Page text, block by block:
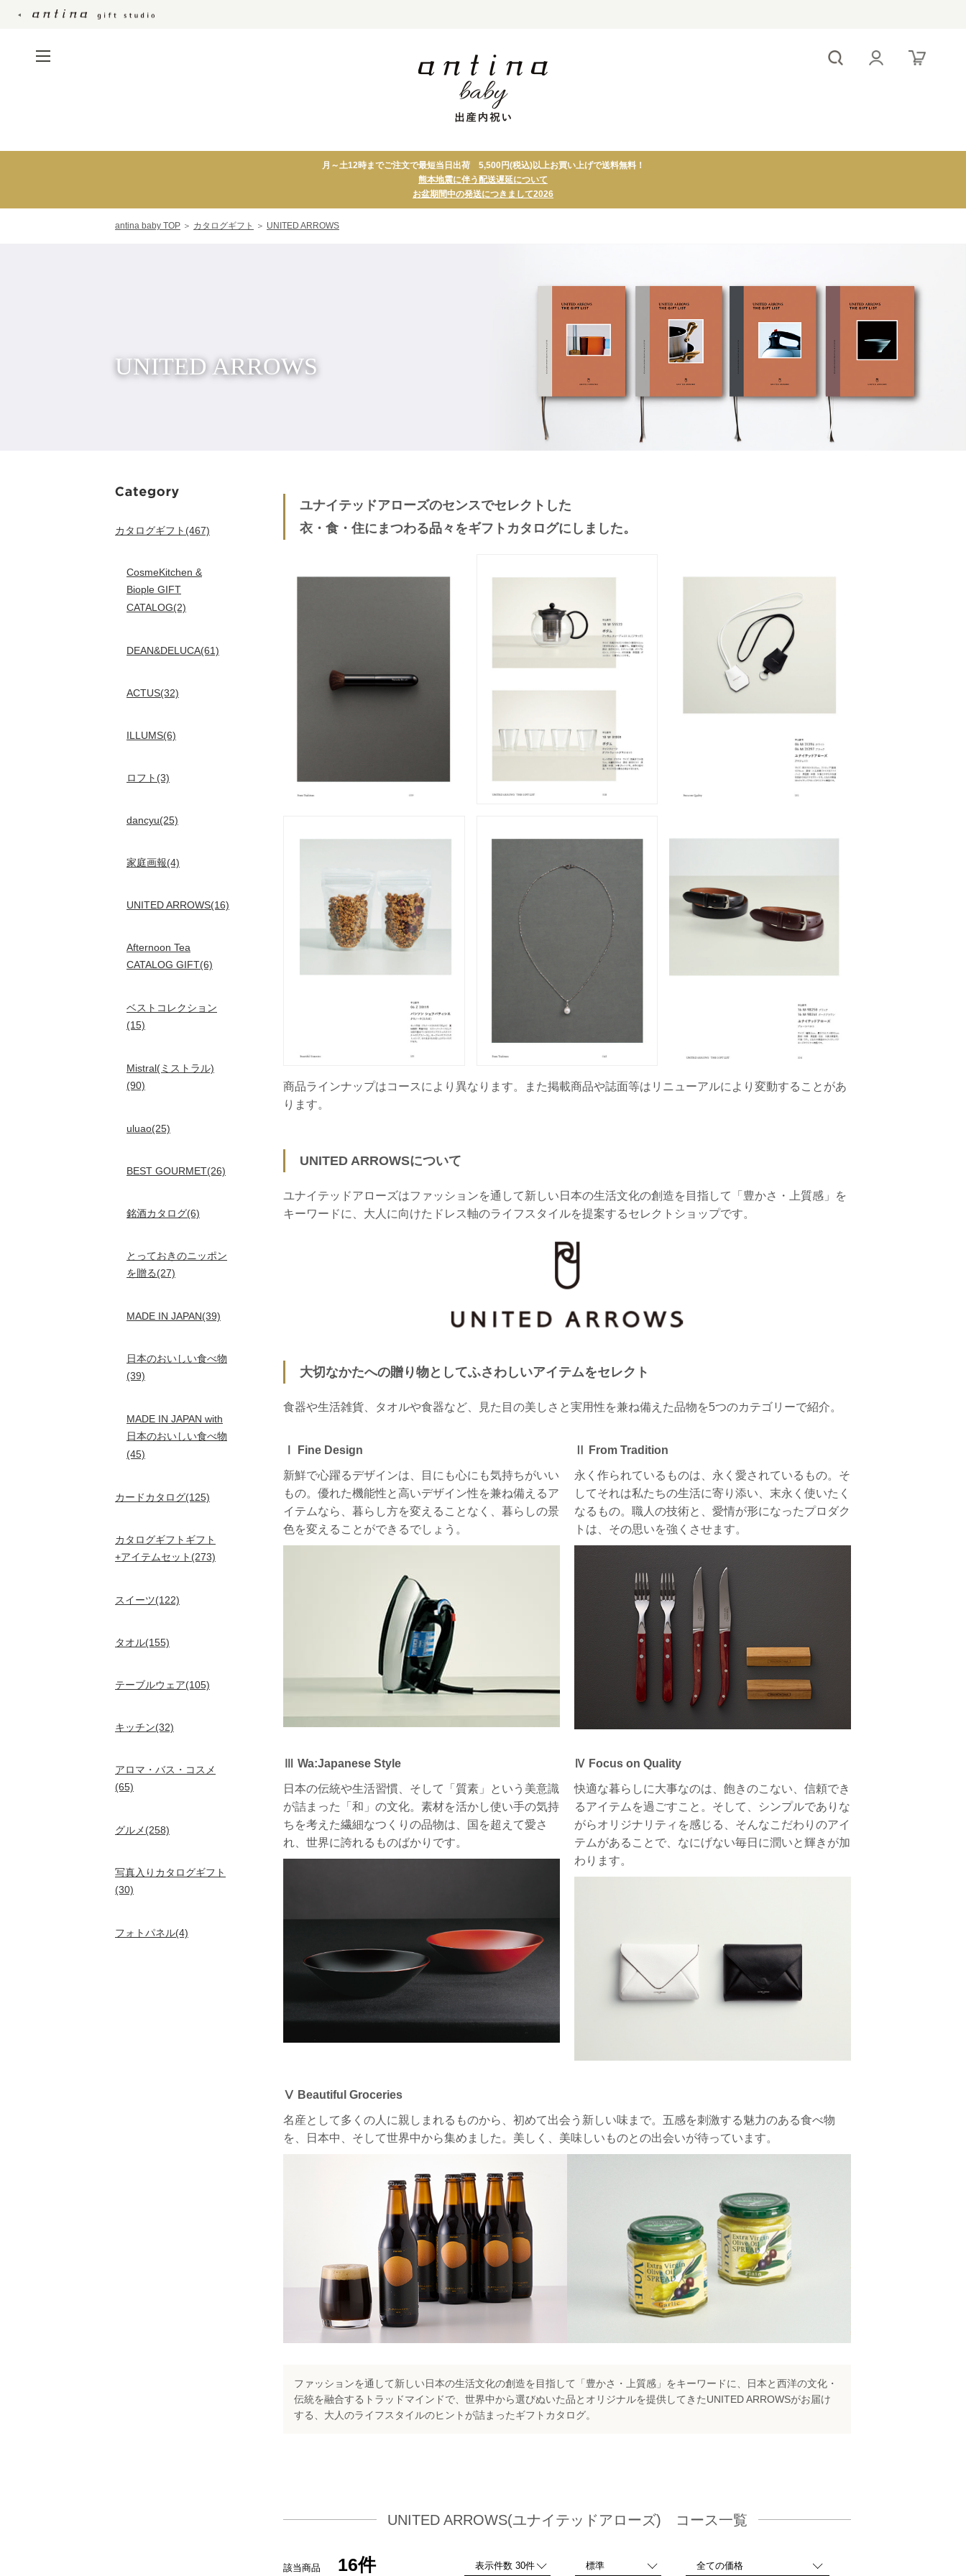
写真入りカタログギ
カードカタログ
カタログギフト＋アイテム
テーブルウェア
10,000円
10,000円～
月～土12時までご注文で最短当日出荷 5,500円(税込)以上お買い上げで送料無料！
熊本地震に伴う配送遅延について
お盆期間中の発送につきまして2026
antina baby TOP ＞ カタログギフト ＞ UNITED ARROWS
UNITED ARROWS
カタログギフト(467)
CosmeKitchen &
Biople GIFT
CATALOG(2)
DEAN&DELUCA(61)
ACTUS(32)
ILLUMS(6)
ロフト(3)
dancyu(25)
家庭画報(4)
UNITED ARROWS(16)
Afternoon Tea
CATALOG GIFT(6)
ベストコレクション
(15)
Mistral(ミストラル)
(90)
uluao(25)
BEST GOURMET(26)
銘酒カタログ(6)
とっておきのニッポン
を贈る(27)
MADE IN JAPAN(39)
日本のおいしい食べ物
(39)
MADE IN JAPAN with
日本のおいしい食べ物
(45)
カードカタログ(125)
カタログギフトギフト
+アイテムセット(273)
スイーツ(122)
タオル(155)
テーブルウェア(105)
キッチン(32)
アロマ・バス・コスメ
(65)
グルメ(258)
写真入りカタログギフト
(30)
フォトパネル(4)
ユナイテッドアローズのセンスでセレクトした
衣・食・住にまつわる品々をギフトカタログにしました。
商品ラインナップはコースにより異なります。また掲載商品や誌面等はリニューアルにより変動することがあ
ります。
UNITED ARROWSについて
ユナイテッドアローズはファッションを通して新しい日本の生活文化の創造を目指して「豊かさ・上質感」を
キーワードに、大人に向けたドレス軸のライフスタイルを提案するセレクトショップです。
大切なかたへの贈り物としてふさわしいアイテムをセレクト
食器や生活雑貨、タオルや食器など、見た目の美しさと実用性を兼ね備えた品物を5つのカテゴリーで紹介。
Ⅰ Fine Design
新鮮で心躍るデザインは、目にも心にも気持ちがいい
もの。優れた機能性と高いデザイン性を兼ね備えるア
イテムなら、暮らし方を変えることなく、暮らしの景
色を変えることができるでしょう。
Ⅱ From Tradition
永く作られているものは、永く愛されているもの。そ
してそれは私たちの生活に寄り添い、末永く使いたく
なるもの。職人の技術と、愛情が形になったプロダク
トは、その思いを強くさせます。
Ⅲ Wa:Japanese Style
日本の伝統や生活習慣、そして「質素」という美意識
が詰まった「和」の文化。素材を活かし使い手の気持
ちを考えた繊細なつくりの品物は、国を超えて愛さ
れ、世界に誇れるものばかりです。
Ⅳ Focus on Quality
快適な暮らしに大事なのは、飽きのこない、信頼でき
るアイテムを過ごすこと。そして、シンプルでありな
がらオリジナリティを感じる、そんなこだわりのアイ
テムがあることで、なにげない毎日に潤いと輝きが加
わります。
Ⅴ Beautiful Groceries
名産として多くの人に親しまれるものから、初めて出会う新しい味まで。五感を刺激する魅力のある食べ物
を、日本中、そして世界中から集めました。美しく、美味しいものとの出会いが待っています。
ファッションを通して新しい日本の生活文化の創造を目指して「豊かさ・上質感」をキーワードに、日本と西洋の文化・
伝統を融合するトラッドマインドで、世界中から選びぬいた品とオリジナルを提供してきたUNITED ARROWSがお届け
する、大人のライフスタイルのヒントが詰まったギフトカタログ。
UNITED ARROWS(ユナイテッドアローズ) コース一覧
該当商品 16件